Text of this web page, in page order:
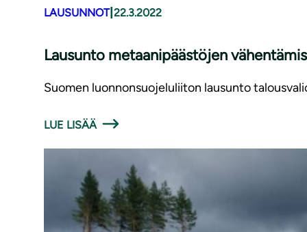
LAUSUNNOT| 22.3.2022
Lausunto me­taa­ni­pääs­tö­jen
Suomen luonnonsuojeluliiton lausunto
LUE LISÄÄ